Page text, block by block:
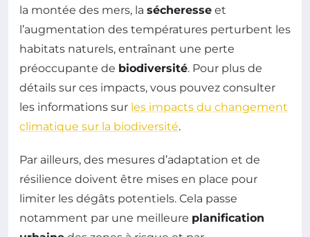
la montée des mers, la sécheresse et
l’augmentation des températures perturbent les
habitats naturels, entraînant une perte
préoccupante de biodiversité. Pour plus de
détails sur ces impacts, vous pouvez consulter
les informations sur les impacts du changement
climatique sur la biodiversité.
Par ailleurs, des mesures d’adaptation et de
résilience doivent être mises en place pour
limiter les dégâts potentiels. Cela passe
notamment par une meilleure planification